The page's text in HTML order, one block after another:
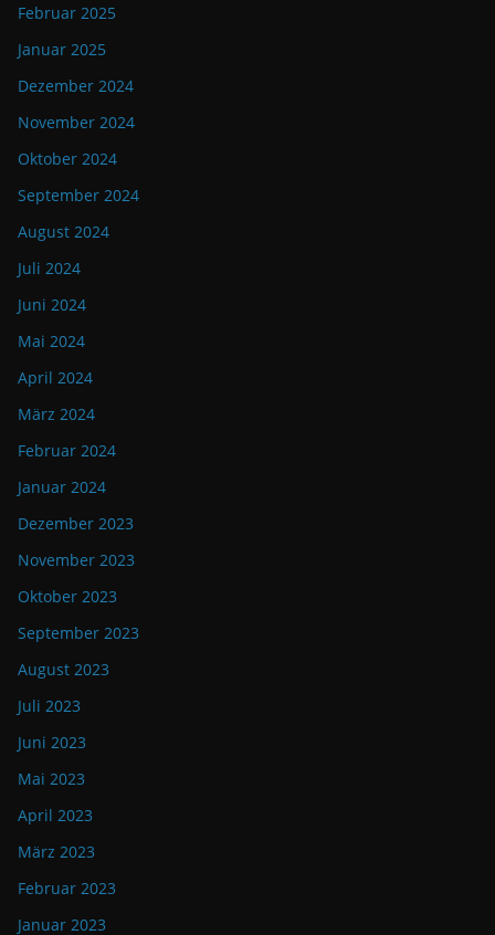
Februar 2025
Januar 2025
Dezember 2024
November 2024
Oktober 2024
September 2024
August 2024
Juli 2024
Juni 2024
Mai 2024
April 2024
März 2024
Februar 2024
Januar 2024
Dezember 2023
November 2023
Oktober 2023
September 2023
August 2023
Juli 2023
Juni 2023
Mai 2023
April 2023
März 2023
Februar 2023
Januar 2023